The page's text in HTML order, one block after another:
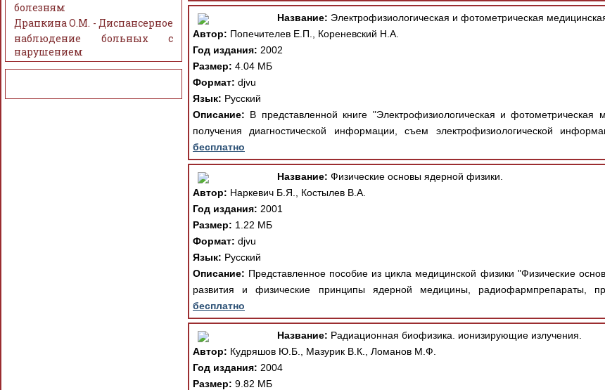
Название: Электрофизиологическая и фотометрическая
Автор: Попечителев Е.П., Кореневский Н.А.
Год издания: 2002
Размер: 4.04 МБ
Формат: djvu
Язык: Русский
Описание: В представленной книге "Электрофизиологическая и
получения диагностической информации, съем электрофизиологической
бесплатно
Название: Физические основы ядерной физики.
Автор: Наркевич Б.Я., Костылев В.А.
Год издания: 2001
Размер: 1.22 МБ
Формат: djvu
Язык: Русский
Описание: Представленное пособие из цикла медицинской физики "Физические
развития и физические принципы ядерной медицины, радиофармпрепараты,
бесплатно
Название: Радиационная биофизика. ионизирующие излучения.
Автор: Кудряшов Ю.Б., Мазурик В.К., Ломанов М.Ф.
Год издания: 2004
Размер: 9.82 МБ
болезням
Драпкина О.М. - Диспансерное
наблюдение больных с
нарушением